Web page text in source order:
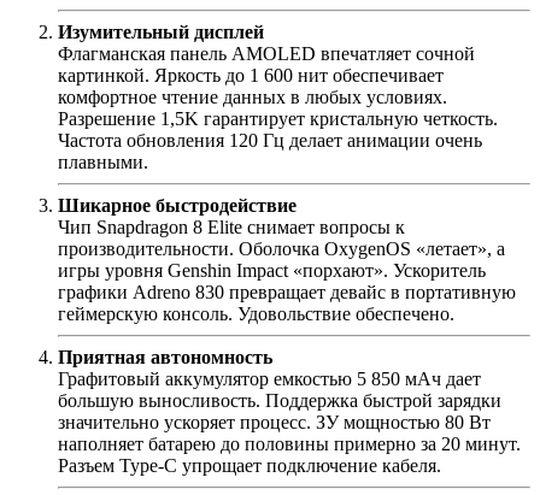
Изумительный дисплей
Флагманская панель AMOLED впечатляет сочной
картинкой. Яркость до 1 600 нит обеспечивает
комфортное чтение данных в любых условиях.
Разрешение 1,5K гарантирует кристальную четкость.
Частота обновления 120 Гц делает анимации очень
плавными.
Шикарное быстродействие
Чип Snapdragon 8 Elite снимает вопросы к
производительности. Оболочка OxygenOS «летает», а
игры уровня Genshin Impact «порхают». Ускоритель
графики Adreno 830 превращает девайс в портативную
геймерскую консоль. Удовольствие обеспечено.
Приятная автономность
Графитовый аккумулятор емкостью 5 850 мАч дает
большую выносливость. Поддержка быстрой зарядки
значительно ускоряет процесс. ЗУ мощностью 80 Вт
наполняет батарею до половины примерно за 20 минут.
Разъем Type-C упрощает подключение кабеля.